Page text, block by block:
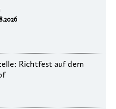
Richtfest auf dem